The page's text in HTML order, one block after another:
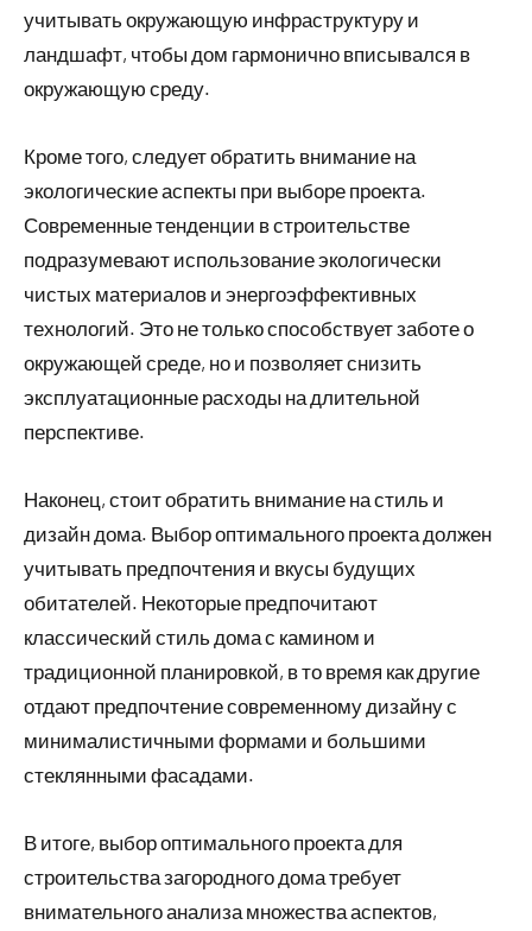
учитывать окружающую инфраструктуру и
ландшафт, чтобы дом гармонично вписывался в
окружающую среду.
Кроме того, следует обратить внимание на
экологические аспекты при выборе проекта.
Современные тенденции в строительстве
подразумевают использование экологически
чистых материалов и энергоэффективных
технологий. Это не только способствует заботе о
окружающей среде, но и позволяет снизить
эксплуатационные расходы на длительной
перспективе.
Наконец, стоит обратить внимание на стиль и
дизайн дома. Выбор оптимального проекта должен
учитывать предпочтения и вкусы будущих
обитателей. Некоторые предпочитают
классический стиль дома с камином и
традиционной планировкой, в то время как другие
отдают предпочтение современному дизайну с
минималистичными формами и большими
стеклянными фасадами.
В итоге, выбор оптимального проекта для
строительства загородного дома требует
внимательного анализа множества аспектов,